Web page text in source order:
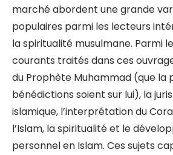
marché abordent une grande
populaires parmi les lecteurs
la spiritualité musulmane. Parmi
courants traités dans ces
du Prophète Muhammad (que la
bénédictions soient sur lui), la
islamique, l’interprétation du
l’Islam, la spiritualité et le
personnel en Islam. Ces sujets